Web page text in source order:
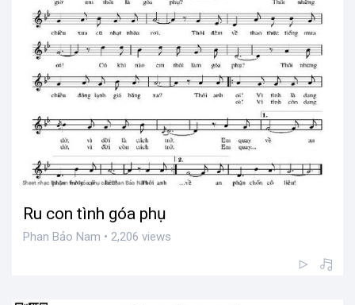
Ru con tình góa phụ
Phan Bảo Nam • 2,206 views